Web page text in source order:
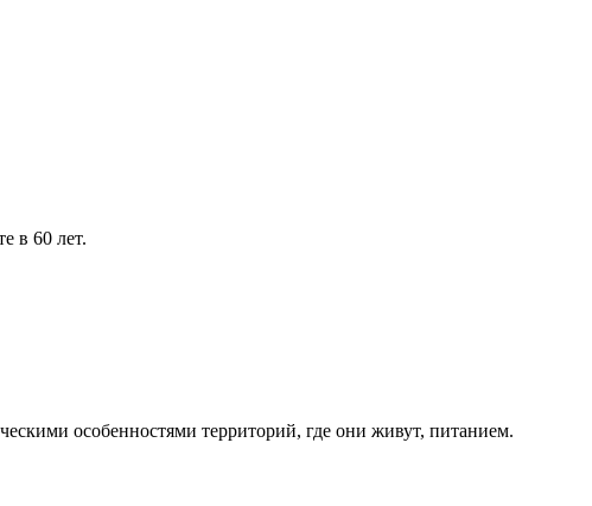
в 60 лет.
особенностями территорий, где они живут, питанием.